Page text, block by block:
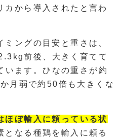
カから導入されたと言わ
ングの目安と重さは、
前後、大きく育てて
ます。ひなの重さが約
月弱で約50倍も大きくな
ほぼ輸入に頼っている状
となる種鶏を輸入に頼る